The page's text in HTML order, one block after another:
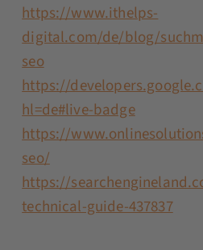
https://www.ithelps-
digital.com/de/blog/
seo
https://
hl=de#live-badge
https://
seo/
https://
technical-guide-437837